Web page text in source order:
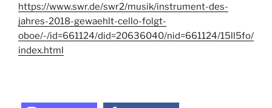
https://www.swr.de/swr2/musik/instrument-des-
jahres-2018-gewaehlt-cello-folgt-
oboe/-/id=661124/did=20636040/nid=661124/15ll5fo/
index.html